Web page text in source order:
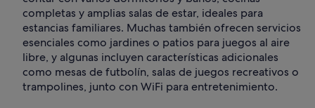
completas y amplias salas de estar, ideales para
estancias familiares. Muchas también ofrecen servicios
esenciales como jardines o patios para juegos al aire
libre, y algunas incluyen características adicionales
como mesas de futbolín, salas de juegos recreativos o
trampolines, junto con WiFi para entretenimiento.